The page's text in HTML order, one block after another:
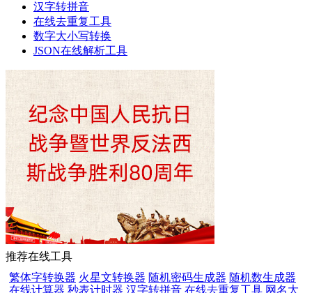
汉字转拼音
在线去重复工具
数字大小写转换
JSON在线解析工具
推荐在线工具
繁体字转换器 火星文转换器 随机密码生成器 随机数生成器
在线计算器 秒表计时器 汉字转拼音 在线去重复工具 网名大